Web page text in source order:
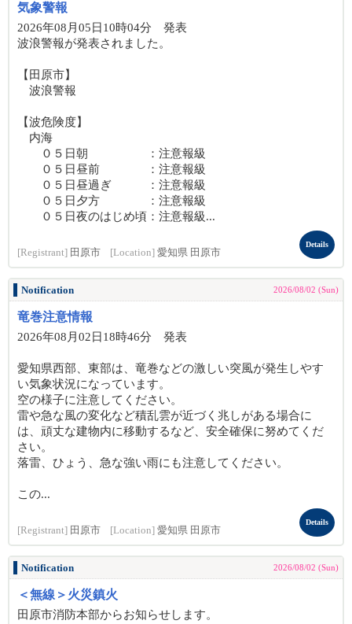
気象警報
2026年08月05日10時04分 発表
波浪警報が発表されました。
【田原市】
波浪警報
【波危険度】
内海
０５日朝 ：注意報級
０５日昼前 ：注意報級
０５日昼過ぎ ：注意報級
０５日夕方 ：注意報級
０５日夜のはじめ頃：注意報級...
[Registrant] 田原市 [Location] 愛知県 田原市
Details
Notification 2026/08/02 (Sun)
竜巻注意情報
2026年08月02日18時46分 発表
愛知県西部、東部は、竜巻などの激しい突風が発生しやす
い気象状況になっています。
空の様子に注意してください。
雷や急な風の変化など積乱雲が近づく兆しがある場合に
は、頑丈な建物内に移動するなど、安全確保に努めてくだ
さい。
落雷、ひょう、急な強い雨にも注意してください。
この...
[Registrant] 田原市 [Location] 愛知県 田原市
Details
Notification 2026/08/02 (Sun)
＜無線＞火災鎮火
田原市消防本部からお知らせします。